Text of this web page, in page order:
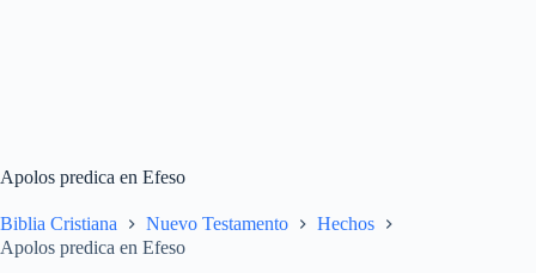
Apolos predica en Efeso
Biblia Cristiana Nuevo Testamento
Hechos
Apolos predica en Efeso